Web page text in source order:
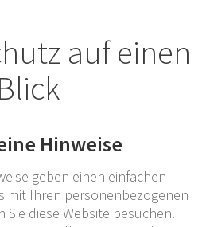
auf einen
Blick
Hinweise
geben einen einfachen
mit Ihren personenbezogenen
Sie diese Website besuchen.